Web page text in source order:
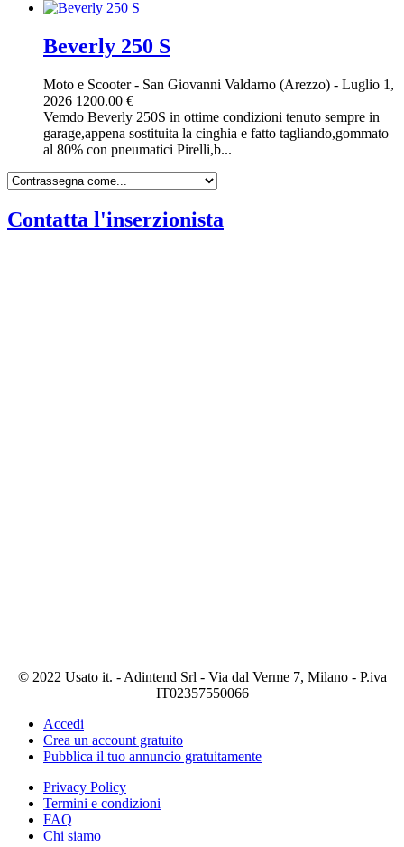
Beverly 250 S
Moto e Scooter- San Giovanni Valdarno (Arezzo) - Luglio 1,
2026 1200.00 €
Vemdo Beverly 250S in ottime condizioni tenuto sempre in
garage,appena sostituita la cinghia e fatto tagliando,gommato
al 80% con pneumatici Pirelli,b...
Contatta l'inserzionista
© 2022 Usato it. - Adintend Srl - Via dal Verme 7, Milano - P.iva
IT02357550066
Accedi
Crea un account gratuito
Pubblica il tuo annuncio gratuitamente
Privacy Policy
Termini e condizioni
FAQ
Chi siamo